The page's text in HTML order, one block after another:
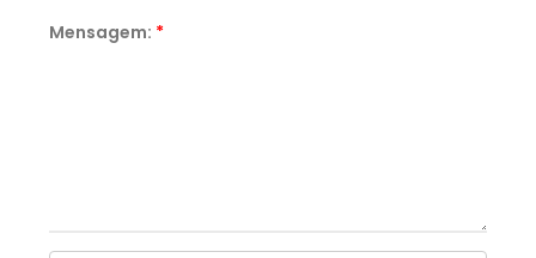
Mensagem: *